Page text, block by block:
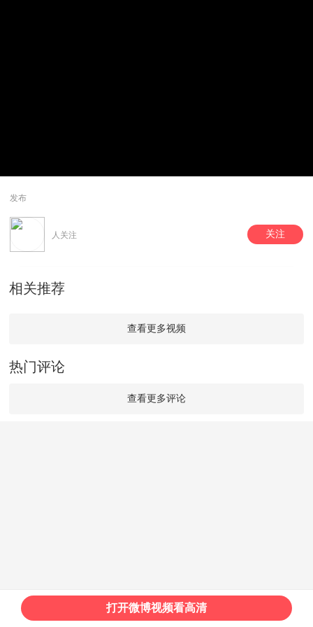
发布
人关注 关注
相关推荐
查看更多视频
热门评论
查看更多评论
打开微博视频看高清